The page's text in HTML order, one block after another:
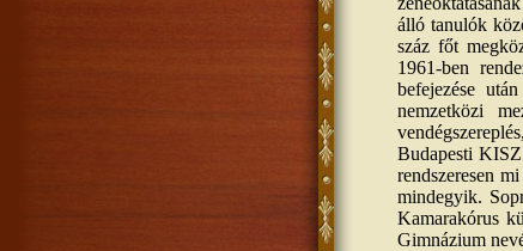
álló tanulók
száz főt
1961-ben
befejezése
nemzetközi
Budapesti KISZ
rendszeresen
mindegyik.
Kamarakórus
Gimnázium